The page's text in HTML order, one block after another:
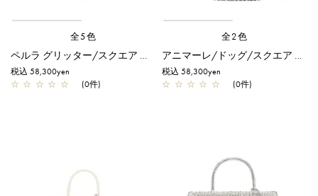
全5色
ペルラ グリッター/スクエア スモール/グリーングレーシルバー
税込 58,300yen
☆ ☆ ☆ ☆ ☆ (0件)
全2色
アニマーレ/ドッグ/スクエア スモール/ブロンズ
税込 58,300yen
☆ ☆ ☆ ☆ ☆ (0件)